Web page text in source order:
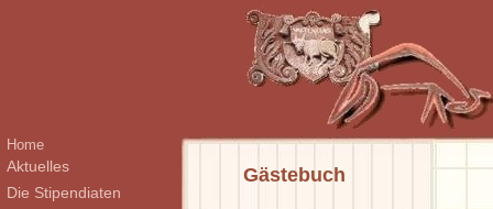
Home
Aktuelles
Die Stipendiaten
Gästebuch